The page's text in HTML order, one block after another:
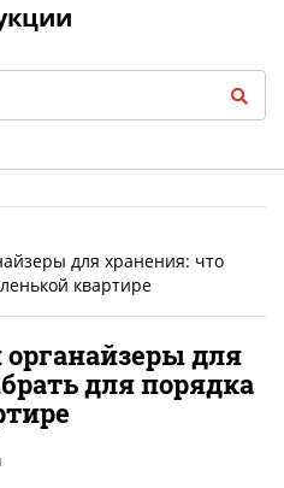
для хранения: что
квартире
для
для порядка